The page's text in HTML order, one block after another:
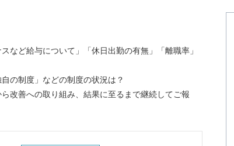
など給与について」「休日出勤の有無」「離職率」
の制度」などの制度の状況は？
改善への取り組み、結果に至るまで継続してご報